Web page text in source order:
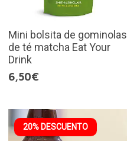
Mini bolsita de gominolas
de té matcha Eat Your
Drink
6,50€
20% DESCUENTO